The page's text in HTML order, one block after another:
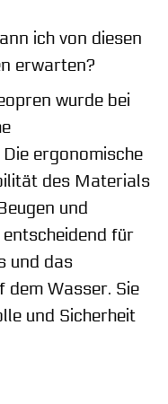
ich von diesen
erwarten?
wurde bei
ergonomische
des Materials
und
für
und das
dem Wasser. Sie
und Sicherheit